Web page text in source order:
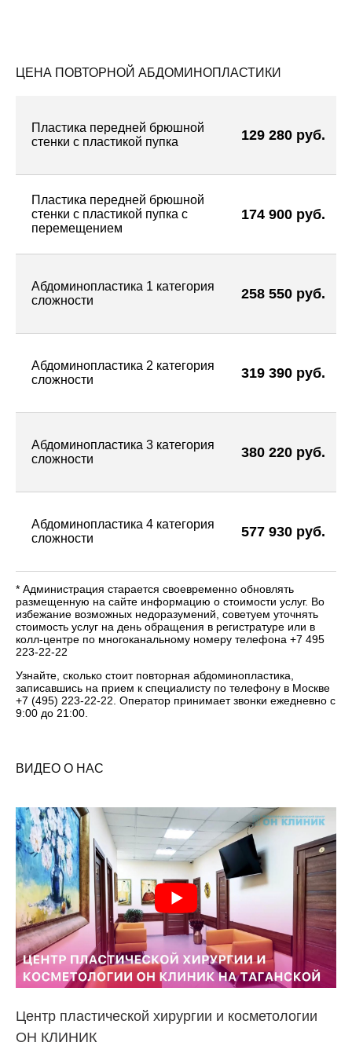
ЦЕНА ПОВТОРНОЙ АБДОМИНОПЛАСТИКИ
Пластика передней брюшной
стенки с пластикой пупка
129 280 руб.
Пластика передней брюшной
стенки с пластикой пупка с
перемещением
174 900 руб.
Абдоминопластика 1 категория
сложности
258 550 руб.
Абдоминопластика 2 категория
сложности
319 390 руб.
Абдоминопластика 3 категория
сложности
380 220 руб.
Абдоминопластика 4 категория
сложности
577 930 руб.
* Администрация старается своевременно обновлять
размещенную на сайте информацию о стоимости услуг. Во
избежание возможных недоразумений, советуем уточнять
стоимость услуг на день обращения в регистратуре или в
колл-центре по многоканальному номеру телефона +7 495
223-22-22
Узнайте, сколько стоит повторная абдоминопластика,
записавшись на прием к специалисту по телефону в Москве
+7 (495) 223-22-22. Оператор принимает звонки ежедневно с
9:00 до 21:00.
ВИДЕО О НАС
Центр пластической хирургии и косметологии
ОН КЛИНИК